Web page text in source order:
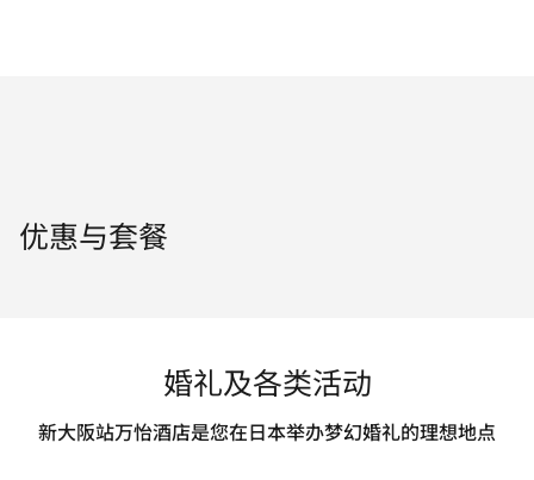
优惠与套餐
婚礼及各类活动
新大阪站万怡酒店是您在日本举办梦幻婚礼的理想地点